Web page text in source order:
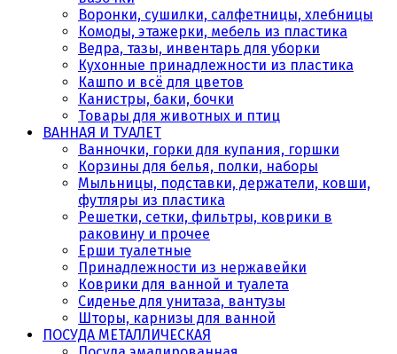
Воронки, сушилки, салфетницы, хлебницы
Комоды, этажерки, мебель из пластика
Ведра, тазы, инвентарь для уборки
Кухонные принадлежности из пластика
Кашпо и всё для цветов
Канистры, баки, бочки
Товары для животных и птиц
ВАННАЯ И ТУАЛЕТ
Ванночки, горки для купания, горшки
Корзины для белья, полки, наборы
Мыльницы, подставки, держатели, ковши,
футляры из пластика
Решетки, сетки, фильтры, коврики в
раковину и прочее
Ерши туалетные
Принадлежности из нержавейки
Коврики для ванной и туалета
Сиденье для унитаза, вантузы
Шторы, карнизы для ванной
ПОСУДА МЕТАЛЛИЧЕСКАЯ